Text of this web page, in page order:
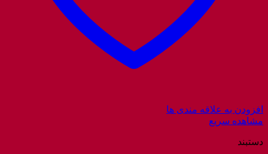
افزودن به علاقه مندی ها
مشاهده سریع
دستبند